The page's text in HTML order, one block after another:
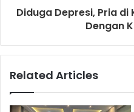
Diduga Depresi, Pria di
Dengan
Related Articles